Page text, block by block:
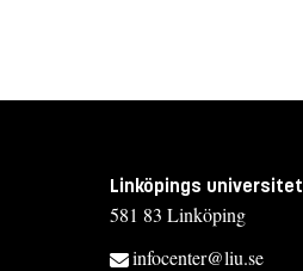
Linköpings universitet
581 83 Linköping
infocenter@liu.se